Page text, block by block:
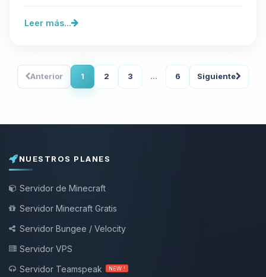
Leer más...
Anterior 1 2 3 ... 6 Siguiente
NUESTROS PLANES
Servidor de Minecraft
Servidor Minecraft Gratis
Servidor Bungee / Velocity
Servidor VPS
Servidor Teamspeak
NEW !